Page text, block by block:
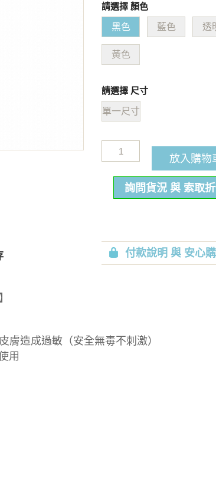
請選擇 顏色
黑色 藍色 透
黃色
請選擇 尺寸
單一尺寸
放入購物
詢問貨況 與 索取
付款說明 與 安心
膚造成過敏（安全無毒不刺激）
用